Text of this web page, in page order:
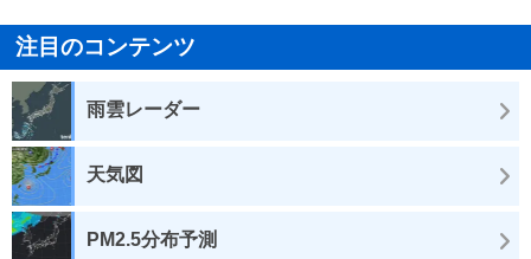
注目のコンテンツ
雨雲レーダー
天気図
PM2.5分布予測